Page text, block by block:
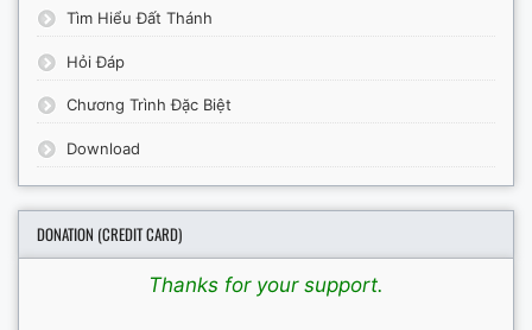
Tìm Hiểu Đất Thánh
Hỏi Đáp
Chương Trình Đặc Biệt
Download
DONATION (CREDIT CARD)
Thanks for your support.